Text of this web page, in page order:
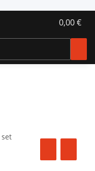
0,00 €